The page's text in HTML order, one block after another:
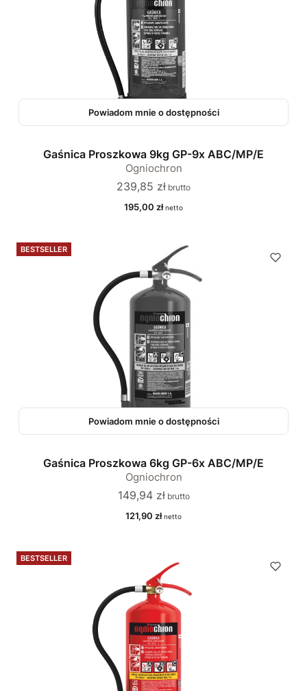
Powiadom mnie o dostępności
Gaśnica Proszkowa 9kg GP-9x ABC/MP/E
Ogniochron
Cena
239,85 zł
Cena
195,00 zł
BESTSELLER
Powiadom mnie o dostępności
Gaśnica Proszkowa 6kg GP-6x ABC/MP/E
Ogniochron
Cena
149,94 zł
Cena
121,90 zł
BESTSELLER